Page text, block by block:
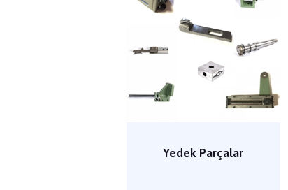
Yedek Parçalar